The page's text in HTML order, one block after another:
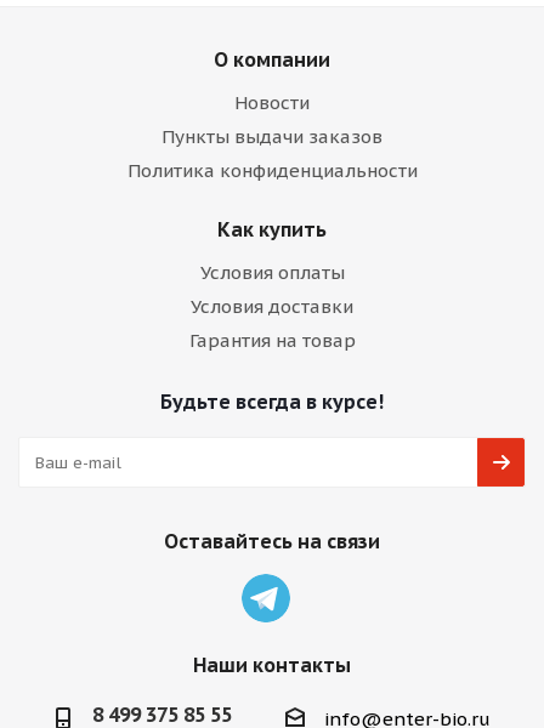
О компании
Новости
Пункты выдачи заказов
Политика конфиденциальности
Как купить
Условия оплаты
Условия доставки
Гарантия на товар
Будьте всегда в курсе!
Оставайтесь на связи
Наши контакты
8 499 375 85 55 info@enter-bio.ru